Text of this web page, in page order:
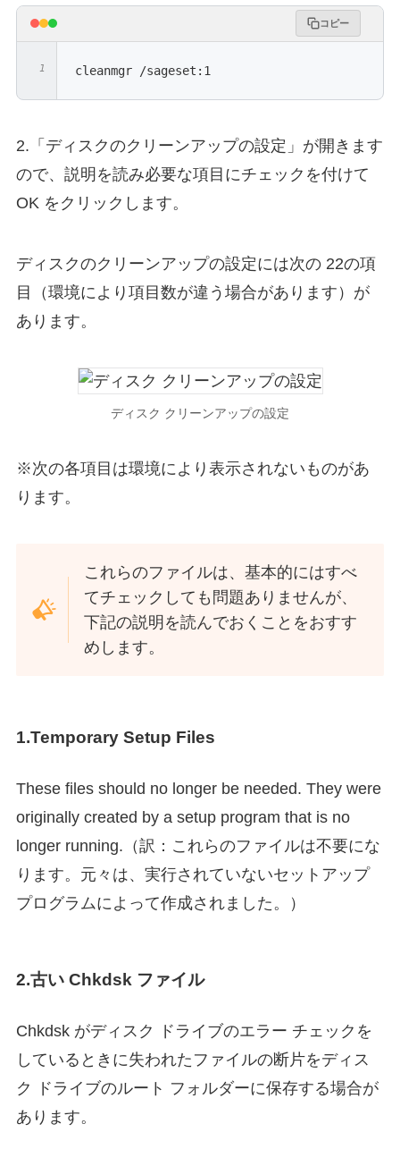
コピー
cleanmgr /sageset:1
2.「ディスクのクリーンアップの設定」が開きます
ので、説明を読み必要な項目にチェックを付けて
OK をクリックします。
ディスクのクリーンアップの設定には次の 22の項
目（環境により項目数が違う場合があります）が
あります。
ディスク クリーンアップの設定
※次の各項目は環境により表示されないものがあ
ります。
これらのファイルは、基本的にはすべ
てチェックしても問題ありませんが、
下記の説明を読んでおくことをおすす
めします。
1.Temporary Setup Files
These files should no longer be needed. They were
originally created by a setup program that is no
longer running.（訳：これらのファイルは不要にな
ります。元々は、実行されていないセットアップ
プログラムによって作成されました。）
2.古い Chkdsk ファイル
Chkdsk がディスク ドライブのエラー チェックを
しているときに失われたファイルの断片をディス
ク ドライブのルート フォルダーに保存する場合が
あります。